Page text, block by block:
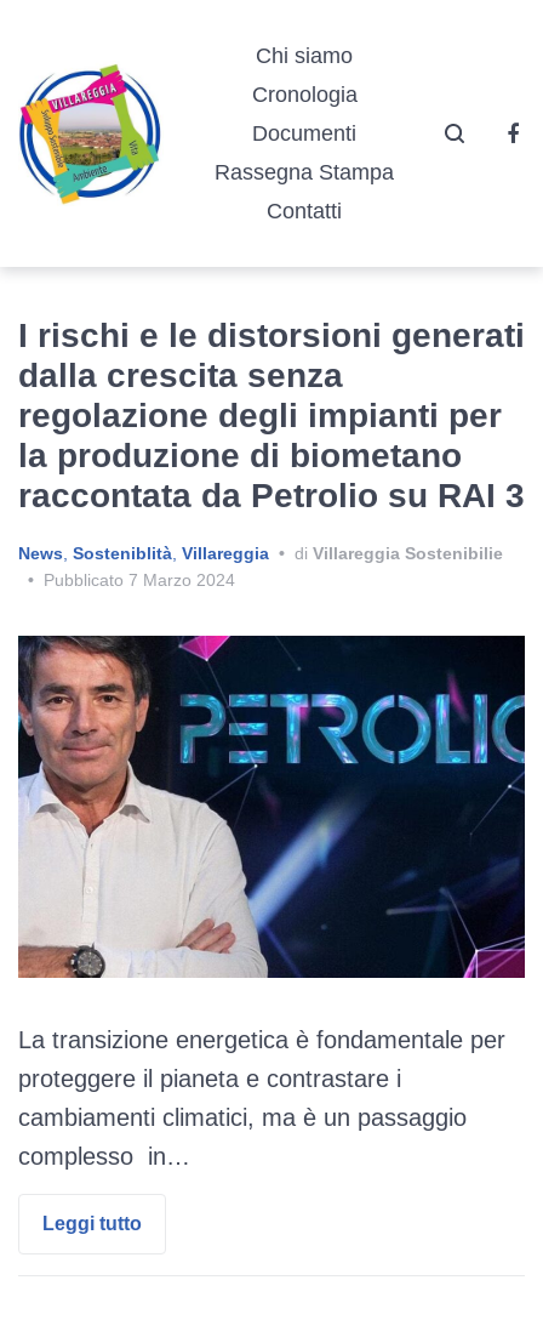
navigazione
principale
contenuto
footer
Chi siamo
Cronologia
Documenti
Rassegna Stampa
Contatti
I rischi e le distorsioni generati
dalla crescita senza
regolazione degli impianti per
la produzione di biometano
raccontata da Petrolio su RAI 3
News Sosteniblità Villareggia • di Villareggia Sostenibilie
• Pubblicato 7 Marzo 2024
La transizione energetica è fondamentale per
proteggere il pianeta e contrastare i
cambiamenti climatici, ma è un passaggio
complesso in…
Leggi tutto